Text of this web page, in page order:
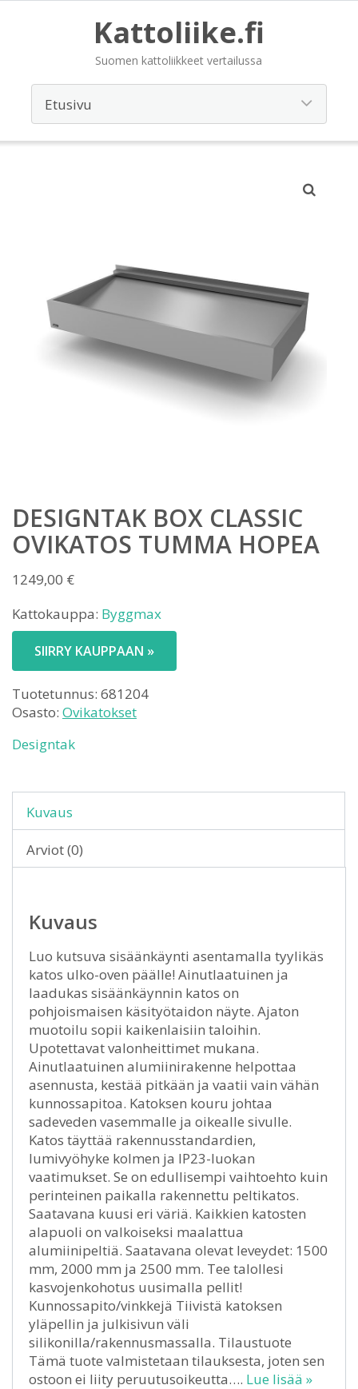
Kattoliike.fi
Suomen kattoliikkeet vertailussa
DESIGNTAK BOX CLASSIC
OVIKATOS TUMMA HOPEA
1249,00 €
Kattokauppa: Byggmax
SIIRRY KAUPPAAN »
Tuotetunnus: 681204
Osasto: Ovikatokset
Designtak
Kuvaus
Arviot (0)
Kuvaus
Luo kutsuva sisäänkäynti asentamalla tyylikäs
katos ulko-oven päälle! Ainutlaatuinen ja
laadukas sisäänkäynnin katos on
pohjoismaisen käsityötaidon näyte. Ajaton
muotoilu sopii kaikenlaisiin taloihin.
Upotettavat valonheittimet mukana.
Ainutlaatuinen alumiinirakenne helpottaa
asennusta, kestää pitkään ja vaatii vain vähän
kunnossapitoa. Katoksen kouru johtaa
sadeveden vasemmalle ja oikealle sivulle.
Katos täyttää rakennusstandardien,
lumivyöhyke kolmen ja IP23-luokan
vaatimukset. Se on edullisempi vaihtoehto kuin
perinteinen paikalla rakennettu peltikatos.
Saatavana kuusi eri väriä. Kaikkien katosten
alapuoli on valkoiseksi maalattua
alumiinipeltiä. Saatavana olevat leveydet: 1500
mm, 2000 mm ja 2500 mm. Tee talollesi
kasvojenkohotus uusimalla pellit!
Kunnossapito/vinkkejä Tiivistä katoksen
yläpellin ja julkisivun väli
silikonilla/rakennusmassalla. Tilaustuote
Tämä tuote valmistetaan tilauksesta, joten sen
ostoon ei liity peruutusoikeutta…. Lue lisää »